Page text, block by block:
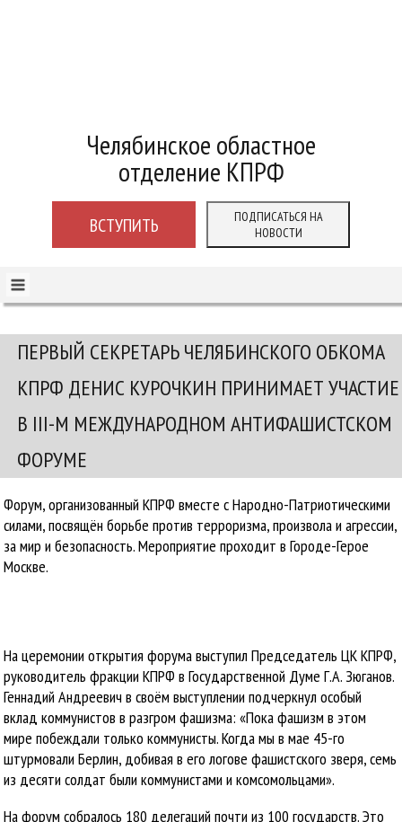
Челябинское областное
отделение КПРФ
ВСТУПИТЬ
ПОДПИСАТЬСЯ НА
НОВОСТИ
ПЕРВЫЙ СЕКРЕТАРЬ ЧЕЛЯБИНСКОГО ОБКОМА
КПРФ ДЕНИС КУРОЧКИН ПРИНИМАЕТ УЧАСТИЕ
В III-М МЕЖДУНАРОДНОМ АНТИФАШИСТСКОМ
ФОРУМЕ
Форум, организованный КПРФ вместе с Народно-Патриотическими
силами, посвящён борьбе против терроризма, произвола и агрессии,
за мир и безопасность. Мероприятие проходит в Городе-Герое
Москве.
На церемонии открытия форума выступил Председатель ЦК КПРФ,
руководитель фракции КПРФ в Государственной Думе Г.А. Зюганов.
Геннадий Андреевич в своём выступлении подчеркнул особый
вклад коммунистов в разгром фашизма: «Пока фашизм в этом
мире побеждали только коммунисты. Когда мы в мае 45-го
штурмовали Берлин, добивая в его логове фашистского зверя, семь
из десяти солдат были коммунистами и комсомольцами».
На форум собралось 180 делегаций почти из 100 государств. Это